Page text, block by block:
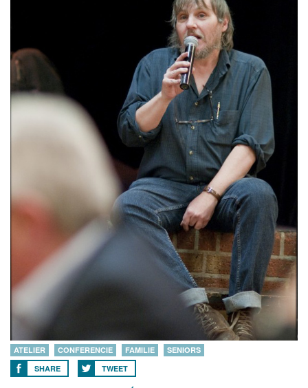
ATELIER CONFERENCIE FAMILIE
SENIORS
SHARE
TWEET